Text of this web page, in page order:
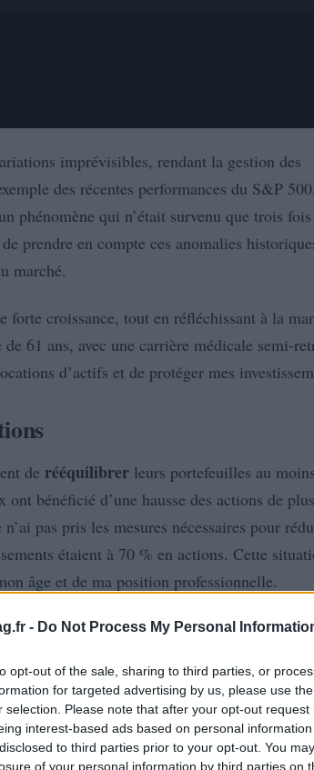
- Do Not Process My Personal
opt-out of the sale, sharing to third parties, or
for targeted advertising by us, please use
selection. Please note that after your opt-out
interest-based ads based on personal
to third parties prior to your opt-out. You
of your personal information by third parties on
imprévisibles, rendant la gestion des
des récentes performances du S&P
phénomène qui n’était survenu que trois
prendre en compte ces anomalies
marché.
forte croissance, tout en réfléchissant à la
61 ans, avec une carrière médicale semi-
d’actifs et de protéger mes
de rééquilibrer leurs portefeuilles au
bénéficié d’une hausse des actions de
pas pris les mesures nécessaires pour
étaient à 70 % en actions. Cette
âge et de ma position professionnelle.